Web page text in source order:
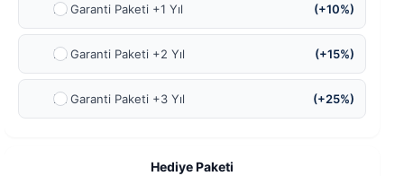
Ek Garanti Paketi +1 Yıl (+10%)
Ek Garanti Paketi +2 Yıl (+15%)
Ek Garanti Paketi +3 Yıl (+25%)
Hediye Paketi